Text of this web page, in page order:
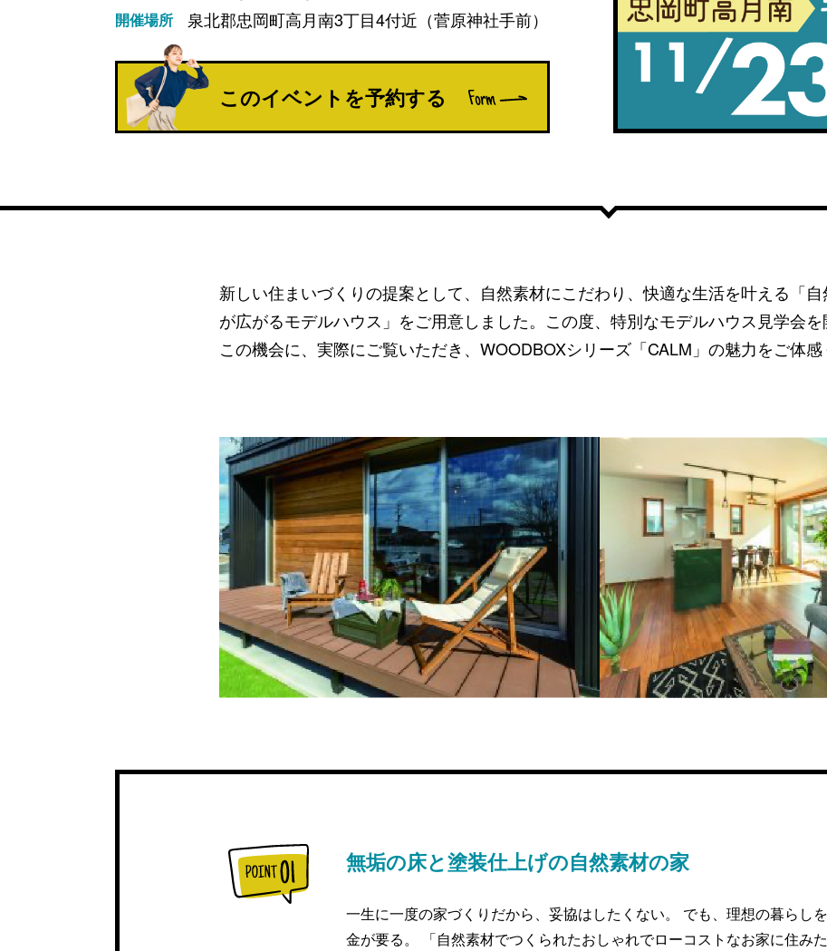
開催場所 泉北郡忠岡町高月南3丁目4付近（菅原神社手前）
このイベントを予約する
新しい住まいづくりの提案として、自然素材にこだわり、快適な生活を叶える「
が広がるモデルハウス」をご用意しました。この度、特別なモデルハウス見学会
この機会に、実際にご覧いただき、WOODBOXシリーズ「CALM」の魅力をご体感
無垢の床と塗装仕上げの自然素材の家
一生に一度の家づくりだから、妥協はしたくない。 でも、理想の暮らし
金が要る。 「自然素材でつくられたおしゃれでローコストなお家に住み